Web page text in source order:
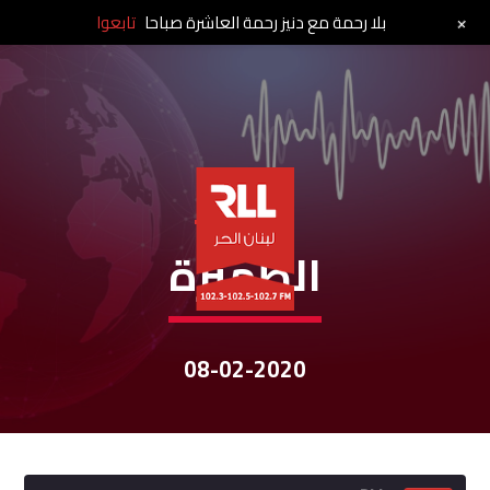
نشرات الأخبار
الظّهيرة
08-02-2020
بلا رحمة مع دنيز رحمة العاشرة صباحا تابعوا +